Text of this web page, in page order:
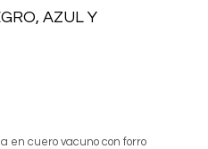
AZUL Y
en cuero vacuno con forro